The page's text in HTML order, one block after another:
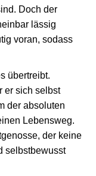
Doch der
lässig
voran, sodass
übertreibt.
er sich selbst
der absoluten
Lebensweg.
der keine
selbstbewusst